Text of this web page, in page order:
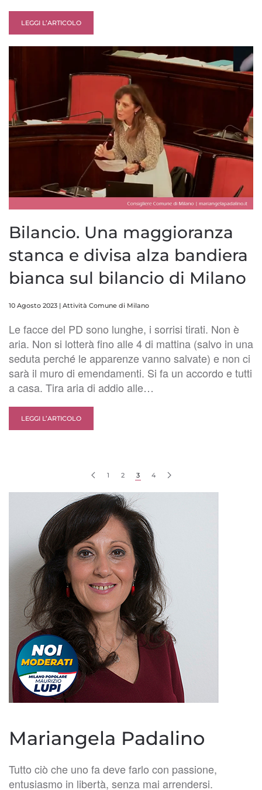
LEGGI L’ARTICOLO
Bilancio. Una maggioranza
stanca e divisa alza bandiera
bianca sul bilancio di Milano
10 Agosto 2023 | Attività Comune di Milano
Le facce del PD sono lunghe, i sorrisi tirati. Non è
aria. Non si lotterà fino alle 4 di mattina (salvo in una
seduta perché le apparenze vanno salvate) e non ci
sarà il muro di emendamenti. Si fa un accordo e tutti
a casa. Tira aria di addio alle…
LEGGI L’ARTICOLO
1 2 3 4
Mariangela Padalino
Tutto ciò che uno fa deve farlo con passione,
entusiasmo in libertà, senza mai arrendersi.